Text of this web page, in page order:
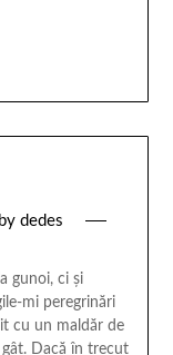
by dedes
gunoi, ci și
mi peregrinări
cu un maldăr de
Dacă în trecut